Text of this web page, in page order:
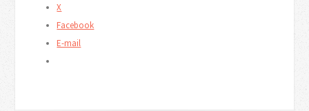
X
Facebook
E-mail